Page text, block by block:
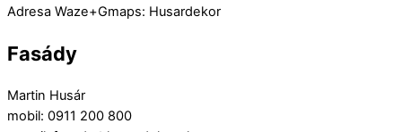
Adresa Waze+Gmaps: Husardekor
Fasády
Martin Husár
mobil: 0911 200 800